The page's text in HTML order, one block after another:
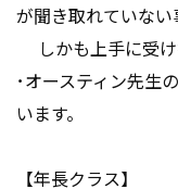
が聞き取れていない
しかも上手に受け
･オースティン先生
います。
【年長クラス】